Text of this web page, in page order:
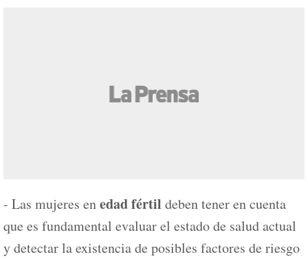
- Las mujeres enedad fértil deben tener en cuenta
que es fundamental evaluar el estado de salud actual
y detectar la existencia de posibles factores de riesgo